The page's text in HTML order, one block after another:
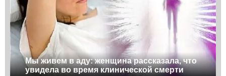
Мы живем в аду: женщина рассказала, что
увидела во время клинической смерти